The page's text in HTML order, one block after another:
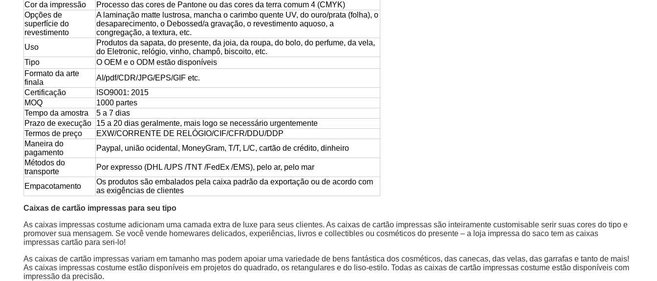
Cor da impressão
Processo das cores de Pantone ou das cores da terra comum 4 (CMYK)
Opções de
superfície do
revestimento
A laminação matte lustrosa, mancha o carimbo quente UV, do ouro/prata (folha), o
desaparecimento, o Debossed/a gravação, o revestimento aquoso, a
congregação, a textura, etc.
Uso
Produtos da sapata, do presente, da joia, da roupa, do bolo, do perfume, da vela,
do Eletronic, relógio, vinho, champô, biscoito, etc.
Tipo
O OEM e o ODM estão disponíveis
Formato da arte
finala
AI/pdf/CDR/JPG/EPS/GIF etc.
Certificação
ISO9001: 2015
MOQ
1000 partes
Tempo da amostra
5 a 7 dias
Prazo de execução
15 a 20 dias geralmente, mais logo se necessário urgentemente
Termos de preço
EXW/CORRENTE DE RELÓGIO/CIF/CFR/DDU/DDP
Maneira do
pagamento
Paypal, união ocidental, MoneyGram, T/T, L/C, cartão de crédito, dinheiro
Métodos do
transporte
Por expresso (DHL /UPS /TNT /FedEx /EMS), pelo ar, pelo mar
Empacotamento
Os produtos são embalados pela caixa padrão da exportação ou de acordo com
as exigências de clientes
Caixas de cartão impressas para seu tipo
As caixas impressas costume adicionam uma camada extra de luxe para seus clientes. As caixas de cartão impressas são inteiramente customisable serir suas cores do tipo e
promover sua mensagem. Se você vende homewares delicados, experiências, livros e collectibles ou cosméticos do presente – a loja impressa do saco tem as caixas
impressas cartão para seri-lo!
As caixas de cartão impressas variam em tamanho mas podem apoiar uma variedade de bens fantástica dos cosméticos, das canecas, das velas, das garrafas e tanto de mais!
As caixas impressas costume estão disponíveis em projetos do quadrado, os retangulares e do liso-estilo. Todas as caixas de cartão impressas costume estão disponíveis com
impressão da precisão.